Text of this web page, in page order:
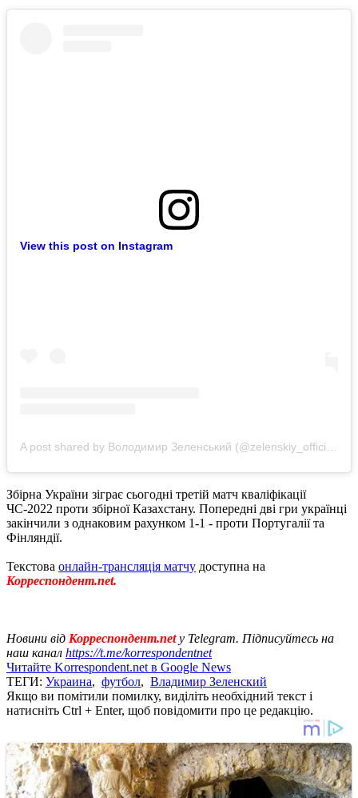
View this post on Instagram
A post shared by Володимир Зеленський (@zelenskiy_official)
Збірна України зіграє сьогодні третій матч кваліфікації
ЧС-2022 проти збірної Казахстану. Попередні дві гри українці
закінчили з однаковим рахунком 1-1 - проти Португалії та
Фінляндії.
Текстова онлайн-трансляція матчу доступна на
Корреспондент.net.
Новини від Корреспондент.netу Telegram. Підписуйтесь на
наш канал https://t.me/korrespondentnet
Читайте Korrespondent.net в Google News
ТЕГИ: Украина, футбол, Владимир Зеленский
Якщо ви помітили помилку, виділіть необхідний текст і
натисніть Ctrl + Enter, щоб повідомити про це редакцію.